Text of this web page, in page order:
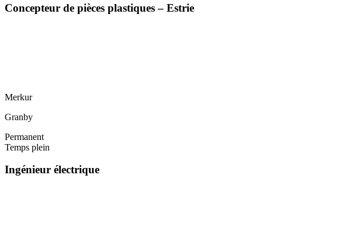
Concepteur de pièces plastiques – Estrie
Merkur
Granby
Permanent
Temps plein
Ingénieur électrique